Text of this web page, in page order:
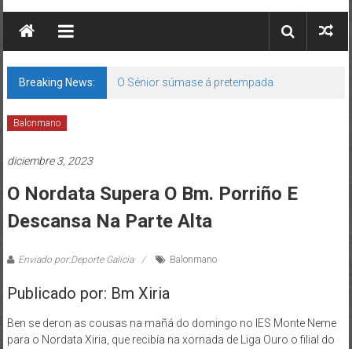
Breaking News: O Sénior súmase á pretempada
Balonmano
diciembre 3, 2023
O Nordata Supera O Bm. Porriño E
Descansa Na Parte Alta
Enviado por:Deporte Galicia Balonmano
Publicado por: Bm Xiria
Ben se deron as cousas na mañá do domingo no IES Monte Neme
para o Nordata Xiria, que recibía na xornada de Liga Ouro o filial do